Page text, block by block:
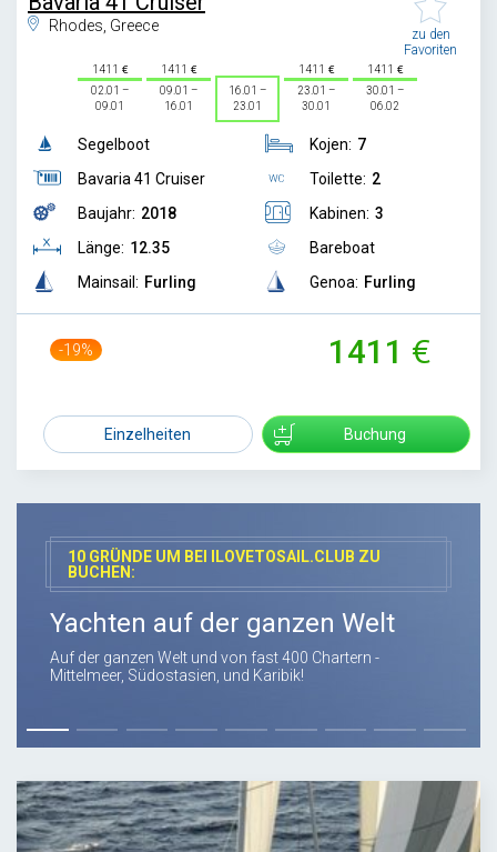
Rhodes, Greece
zu den
Favoriten
1411
02.01 –
09.01
1411
09.01 –
16.01
16.01 –
23.01
1411
23.01 –
30.01
1411
30.01 –
06.02
Segelboot
Bavaria 41 Cruiser
Baujahr: 2018
Länge: 12.35
Mainsail: Furling
Kojen: 7
Toilette: 2
Kabinen: 3
Bareboat
Genoa: Furling
-19% 1411
Einzelheiten Buchung
10 GRÜNDE UM BEI ILOVETOSAIL.CLUB ZU
BUCHEN:
Yachten auf der ganzen Welt
Auf der ganzen Welt und von fast 400 Chartern -
Mittelmeer, Südostasien, und Karibik!